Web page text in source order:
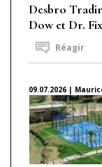
Desbro
Dow et Dr.
Réagir
09.07.2026 |